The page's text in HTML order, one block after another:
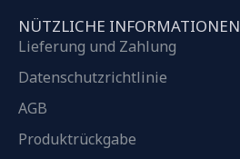
NÜTZLICHE INFORMATIONEN
Lieferung und Zahlung
Datenschutzrichtlinie
AGB
Produktrückgabe